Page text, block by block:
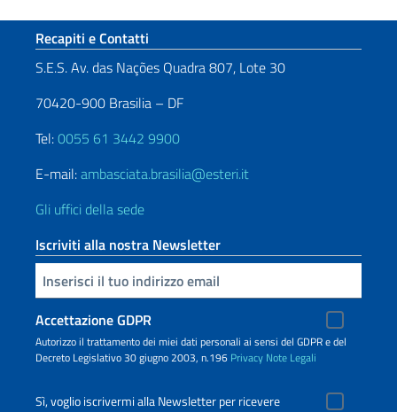
Sezione footer
Recapiti e Contatti
S.E.S. Av. das Nações Quadra 807, Lote 30
70420-900 Brasilia – DF
Tel:0055 61 3442 9900
E-mail:ambasciata.brasilia@esteri.it
Gli uffici della sede
Iscriviti alla nostra Newsletter
Inserisci la tua email
Accettazione GDPR
Autorizzo il trattamento dei miei dati personali ai sensi del GDPR e del
Decreto Legislativo 30 giugno 2003, n.196 Privacy Note Legali
Sì, voglio iscrivermi alla Newsletter per ricevere